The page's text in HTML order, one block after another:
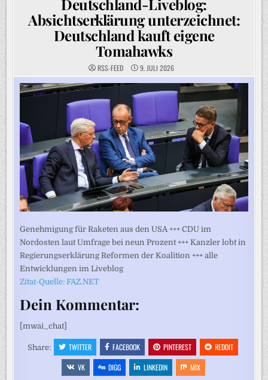
Deutschland-Liveblog:
Absichtserklärung unterzeichnet:
Deutschland kauft eigene
Tomahawks
RSS-FEED 9. JULI 2026
Genehmigung für Raketen aus den USA +++ CDU im
Nordosten laut Umfrage bei neun Prozent +++ Kanzler lobt in
Regierungserklärung Reformen der Koalition +++ alle
Entwicklungen im Liveblog
Zitat-Quelle: FAZ.NET
Dein Kommentar:
[mwai_chat]
Share: TWITTER FACEBOOK PINTEREST
REDDIT
VK
DIGG LINKEDIN MIX